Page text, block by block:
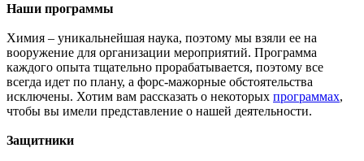
Наши программы
Химия – уникальнейшая наука, поэтому мы взяли ее на
вооружение для организации мероприятий. Программа
каждого опыта тщательно прорабатывается, поэтому все
всегда идет по плану, а форс-мажорные обстоятельства
исключены. Хотим вам рассказать о некоторых программах,
чтобы вы имели представление о нашей деятельности.
Защитники